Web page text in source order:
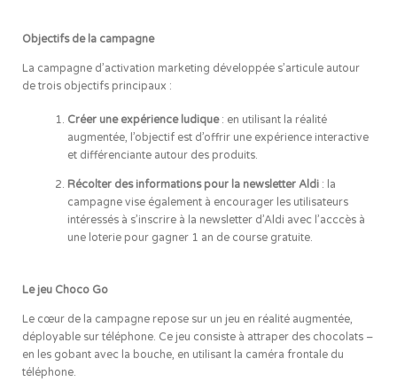
Objectifs de la campagne
La campagne d’activation marketing développée s’articule autour
de trois objectifs principaux :
Créer une expérience ludique: en utilisant la réalité
augmentée, l’objectif est d’offrir une expérience interactive
et différenciante autour des produits.
Récolter des informations pour la newsletter Aldi: la
campagne vise également à encourager les utilisateurs
intéressés à s’inscrire à la newsletter d’Aldi avec l’acccès à
une loterie pour gagner 1 an de course gratuite.
Le jeu Choco Go
Le cœur de la campagne repose sur un jeu en réalité augmentée,
déployable sur téléphone. Ce jeu consiste à attraper des chocolats –
en les gobant avec la bouche, en utilisant la caméra frontale du
téléphone.